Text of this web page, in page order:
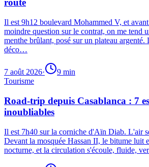
route
Il est 9h12 boulevard Mohammed V, et
moindre question sur le contrat, on me tend
menthe brûlant, posé sur un plateau argenté.
déco…
7 août 2026· 9 min
Tourisme
Road-trip depuis Casablanca : 7
inoubliables
Il est 7h40 sur la corniche d'Aïn Diab. L'air
Devant la mosquée Hassan II, le bitume luit
nocturne, et la circulation s'écoule, fluide,